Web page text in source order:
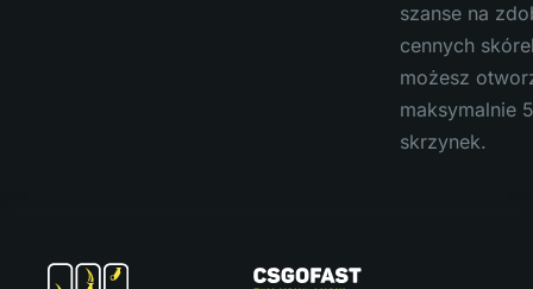
szanse na
cennych
możesz
maksymalnie 5
skrzynek.